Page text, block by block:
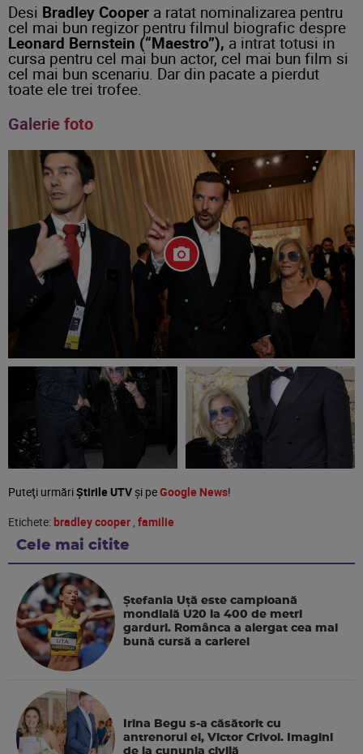
Desi Bradley Cooper a ratat nominalizarea pentru
cel mai bun regizor pentru filmul biografic despre
Leonard Bernstein (“Maestro”), a intrat totusi in
cursa pentru cel mai bun actor, cel mai bun film si
cel mai bun scenariu. Dar din pacate a pierdut
toate ele trei trofee.
Galerie foto
Puteţi urmăriȘtirile UTVşi peGoogle News!
Etichete:bradley cooper familie
Cele mai citite
Ștefania Uță este campioană
mondială U20 la 400 de metri
garduri. Românca a alergat cea mai
bună cursă a carierei
Irina Begu s-a căsătorit cu
antrenorul ei, Victor Crivoi. Imagini
de la cununia civilă